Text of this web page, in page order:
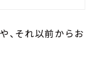
、それ以前からお